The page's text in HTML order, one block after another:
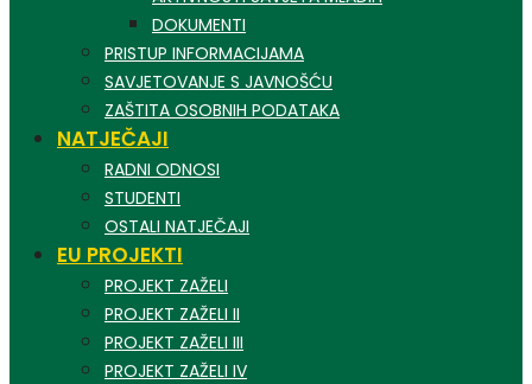
DOKUMENTI
PRISTUP INFORMACIJAMA
SAVJETOVANJE S JAVNOŠĆU
ZAŠTITA OSOBNIH PODATAKA
NATJEČAJI
RADNI ODNOSI
STUDENTI
OSTALI NATJEČAJI
EU PROJEKTI
PROJEKT ZAŽELI
PROJEKT ZAŽELI II
PROJEKT ZAŽELI III
PROJEKT ZAŽELI IV